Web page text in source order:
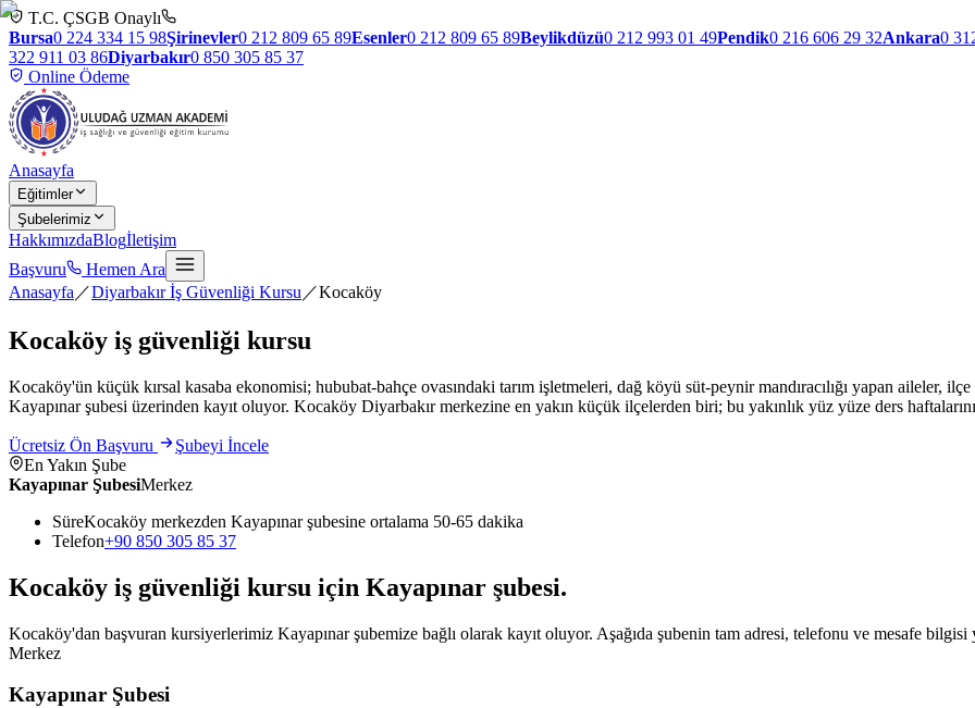
T.C. ÇSGB Onaylı
Bursa0 224 334 15 98Şirinevler0 212 809 65 89Esenler0 212 809 65 89Beylikdüzü0 212 993 01 49Pendik0 216 606 29 32Ankara0
322 911 03 86Diyarbakır0 850 305 85 37
Online Ödeme
Anasayfa
Eğitimler
Şubelerimiz
HakkımızdaBlogİletişim
Başvuru
Hemen Ara
Anasayfa ／Diyarbakır İş Güvenliği Kursu ／Kocaköy
Kocaköy iş güvenliği kursu
Kocaköy'ün küçük kırsal kasaba ekonomisi; hububat-bahçe ovasındaki tarım işletmeleri, dağ köyü süt-peynir mandıracılığı yapan aileler,
Kayapınar şubesi üzerinden kayıt oluyor. Kocaköy Diyarbakır merkezine en yakın küçük ilçelerden biri; bu yakınlık yüz yüze ders
Ücretsiz Ön Başvuru
Şubeyi İncele
En Yakın Şube
Kayapınar ŞubesiMerkez
SüreKocaköy merkezden Kayapınar şubesine ortalama 50-65 dakika
Telefon+90 850 305 85 37
Kocaköy iş güvenliği kursu için Kayapınar şubesi.
Kocaköy'dan başvuran kursiyerlerimiz Kayapınar şubemize bağlı olarak kayıt oluyor. Aşağıda şubenin tam adresi, telefonu ve mesafe bilgisi
Merkez
Kayapınar Şubesi